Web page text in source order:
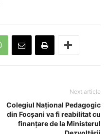
Next article
Colegiul Național Pedagogic
din Focșani va fi reabilitat cu
finanțare de la Ministerul